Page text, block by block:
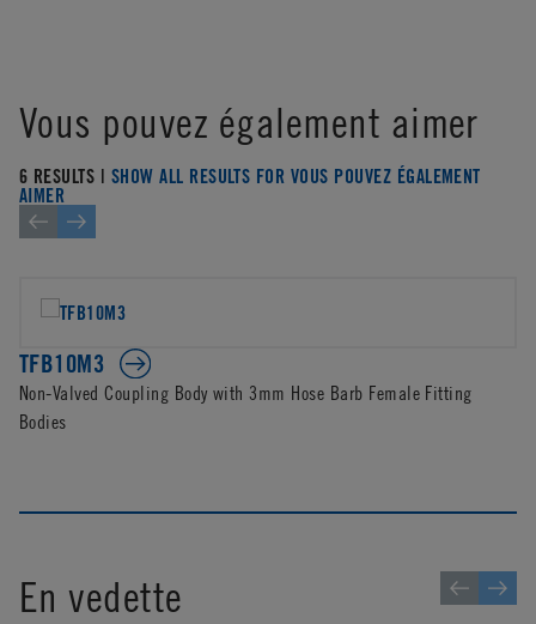
Vous pouvez également aimer
6 RESULTS | SHOW ALL RESULTS FOR VOUS POUVEZ ÉGALEMENT
AIMER
TFB10M3
Non-Valved Coupling Body with 3mm Hose Barb Female Fitting
Bodies
En vedette